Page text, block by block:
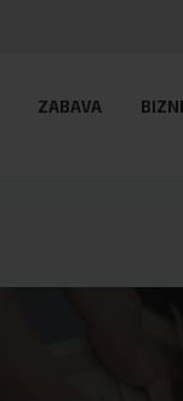
ZABAVA